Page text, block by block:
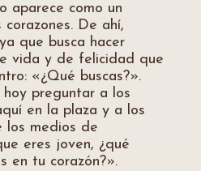
aparece como un
De ahí,
que busca hacer
vida y de felicidad que
«¿Qué buscas?».
hoy preguntar a los
en la plaza y a los
los medios de
eres joven, ¿qué
en tu corazón?».